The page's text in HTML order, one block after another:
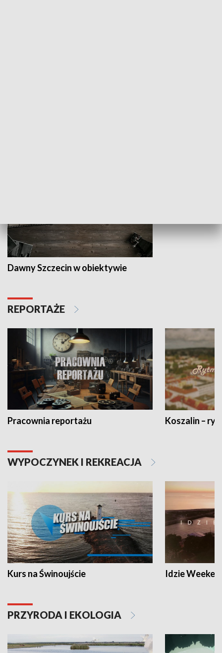
Dawny Szczecin w obiektywie
REPORTAŻE
Pracownia reportażu Koszalin –
WYPOCZYNEK I REKREACJA
Kurs na Świnoujście Idzie
PRZYRODA I EKOLOGIA